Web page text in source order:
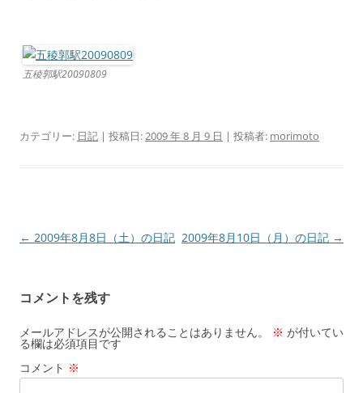
五稜郭駅20090809
カテゴリー: 日記 | 投稿日:2009 年 8 月 9 日 | 投稿者: morimoto
投
ビ
ゲ
ー
シ
← 2009年8月8日（土）の日記 2009年8月10日（月）の日記 →
コメントを残す
メールアドレスが公開されることはありません。 ※ が付いてい
る欄は必須項目です
コメント ※